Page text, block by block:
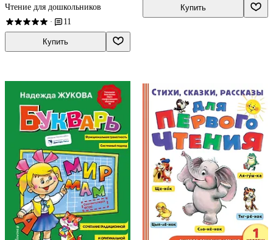
Чтение для дошкольников
· 11
Купить
Купить